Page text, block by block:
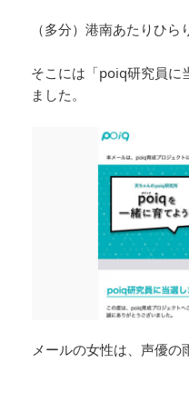
（多分）港南あたりひら
そこには「poiq研究員に
ました。
メールの女性は、声優の